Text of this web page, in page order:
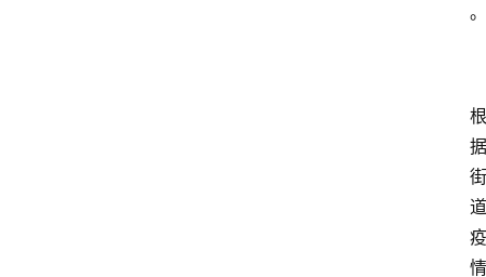
。
根
据
街
道
疫
情